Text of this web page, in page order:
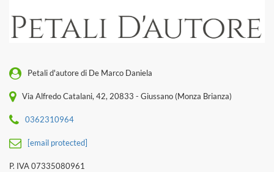
Petali d'autore di De Marco Daniela
Via Alfredo Catalani, 42, 20833 - Giussano (Monza Brianza)
0362310964
[email protected]
P. IVA 07335080961